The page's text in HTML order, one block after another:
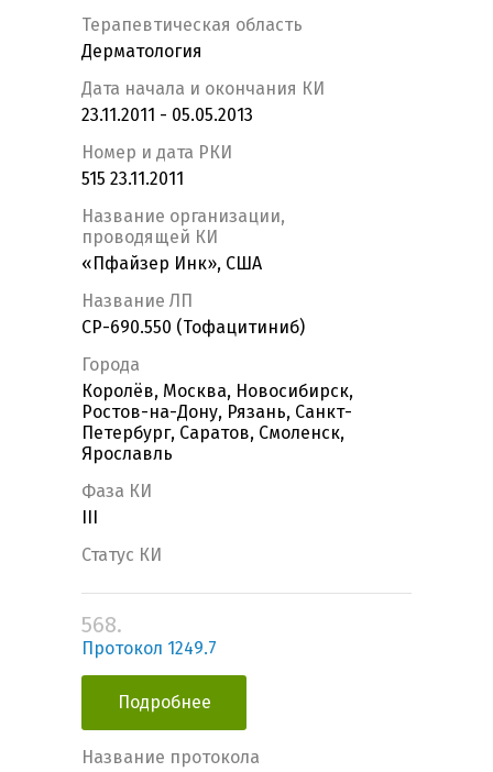
Терапевтическая область
Дерматология
Дата начала и окончания КИ
23.11.2011 - 05.05.2013
Номер и дата РКИ
515 23.11.2011
Название организации,
проводящей КИ
«Пфайзер Инк», США
Название ЛП
CP-690.550 (Тофацитиниб)
Города
Королёв, Москва, Новосибирск,
Ростов-на-Дону, Рязань, Санкт-
Петербург, Саратов, Смоленск,
Ярославль
Фаза КИ
Статус КИ
568.
Протокол 1249.7
Подробнее
Название протокола